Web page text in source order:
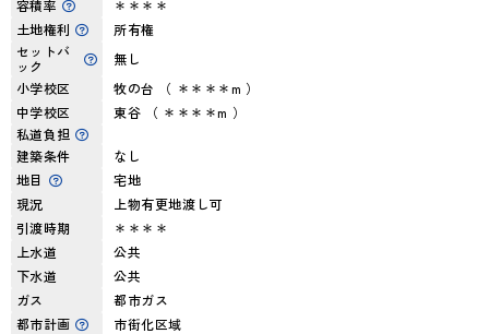
容積率
＊＊＊＊
土地権利
所有権
セットバ
ック
無し
小学校区
牧の台 （ ＊＊＊＊m ）
中学校区
東谷 （ ＊＊＊＊m ）
私道負担
建築条件
なし
地目
宅地
現況
上物有更地渡し可
引渡時期
＊＊＊＊
上水道
公共
下水道
公共
ガス
都市ガス
都市計画
市街化区域